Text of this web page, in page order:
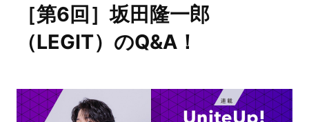
［第6回］坂田隆一郎
（LEGIT）のQ&A！